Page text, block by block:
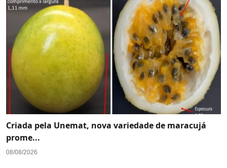
Criada pela Unemat, nova variedade de maracujá
prome...
08/08/2026